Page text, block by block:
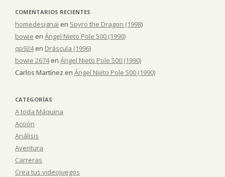
COMENTARIOS RECIENTES
homedesignai en Spyro the Dragon (1998)
bowie en Ángel Nieto Pole 500 (1990)
qp924en Dráscula (1996)
bowie 2674en Ángel Nieto Pole 500 (1990)
Carlos Martínez en Ángel Nieto Pole 500 (1990)
CATEGORÍAS
A toda Máquina
Acción
Análisis
Aventura
Carreras
Crea tus videojuegos